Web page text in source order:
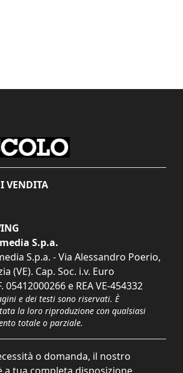
VENDITA
S.p.a.
S.p.a. - Via Alessandro Poerio,
(VE). Cap. Soc. i.v. Euro
05412000266 e REA VE-454332
e dei testi sono riservati. È
la loro riproduzione con qualsiasi
totale o parziale.
o domanda, il nostro